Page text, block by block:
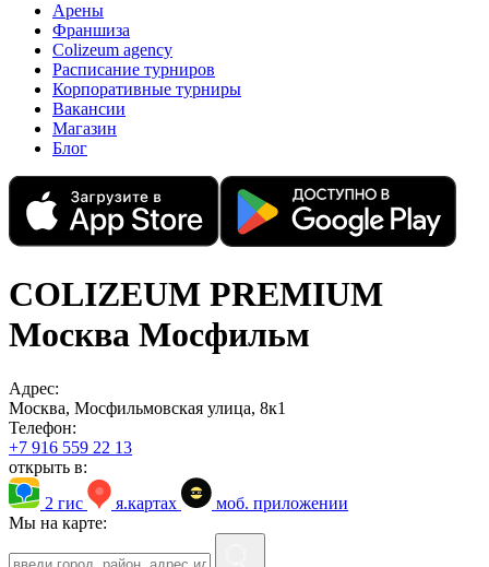
Арены
Франшиза
Colizeum agency
Расписание турниров
Корпоративные турниры
Вакансии
Магазин
Блог
COLIZEUM PREMIUM
Москва Мосфильм
Адрес:
Москва, Мосфильмовская улица, 8к1
Телефон:
+7 916 559 22 13
открыть в:
2 гис
я.картах
моб. приложении
Мы на карте: